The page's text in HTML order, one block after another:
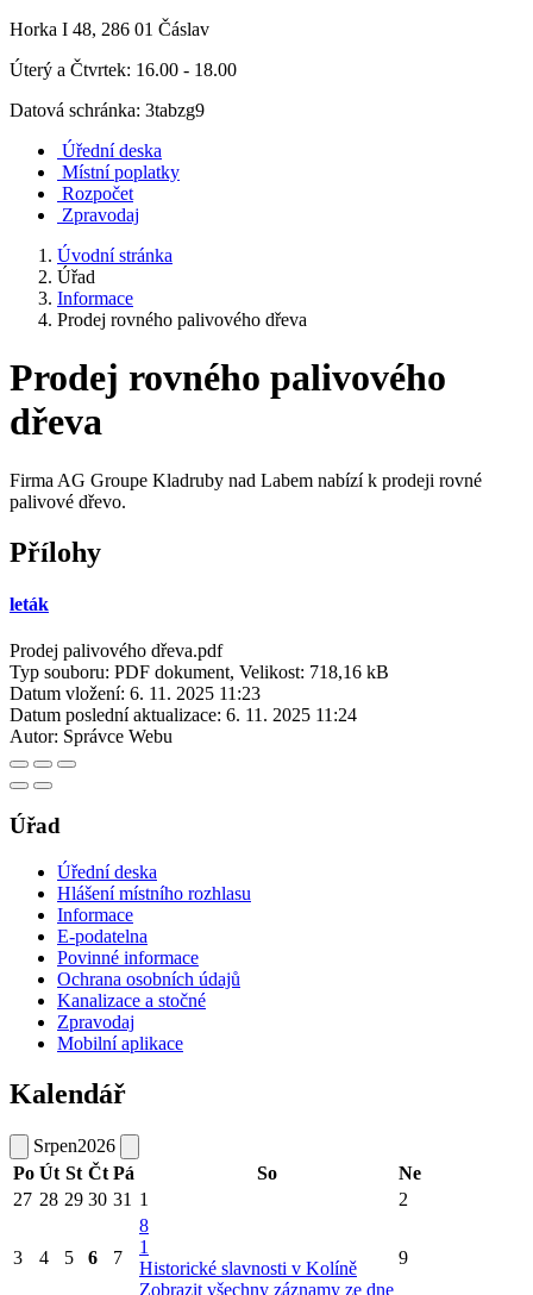
Horka I 48, 286 01 Čáslav
Úterý a Čtvrtek: 16.00 - 18.00
Datová schránka: 3tabzg9
Úřední deska
Místní poplatky
Rozpočet
Zpravodaj
Úvodní stránka
Úřad
Informace
Prodej rovného palivového dřeva
Prodej rovného palivového
dřeva
Firma AG Groupe Kladruby nad Labem nabízí k prodeji rovné
palivové dřevo.
Přílohy
leták
Prodej palivového dřeva.pdf
Typ souboru: PDF dokument, Velikost: 718,16 kB
Datum vložení: 6. 11. 2025 11:23
Datum poslední aktualizace: 6. 11. 2025 11:24
Autor: Správce Webu
Úřad
Úřední deska
Hlášení místního rozhlasu
Informace
E-podatelna
Povinné informace
Ochrana osobních údajů
Kanalizace a stočné
Zpravodaj
Mobilní aplikace
Kalendář
Srpen2026
Po Út St Čt Pá So
Ne
27 28 29 30 31 1 2
3 4 5 6 7
8
1
Historické slavnosti v Kolíně
Zobrazit všechny záznamy ze dne
9